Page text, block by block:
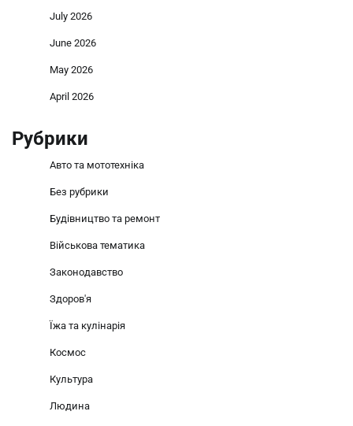
July 2026
June 2026
May 2026
April 2026
Рубрики
Авто та мототехніка
Без рубрики
Будівництво та ремонт
Військова тематика
Законодавство
Здоров'я
Їжа та кулінарія
Космос
Культура
Людина